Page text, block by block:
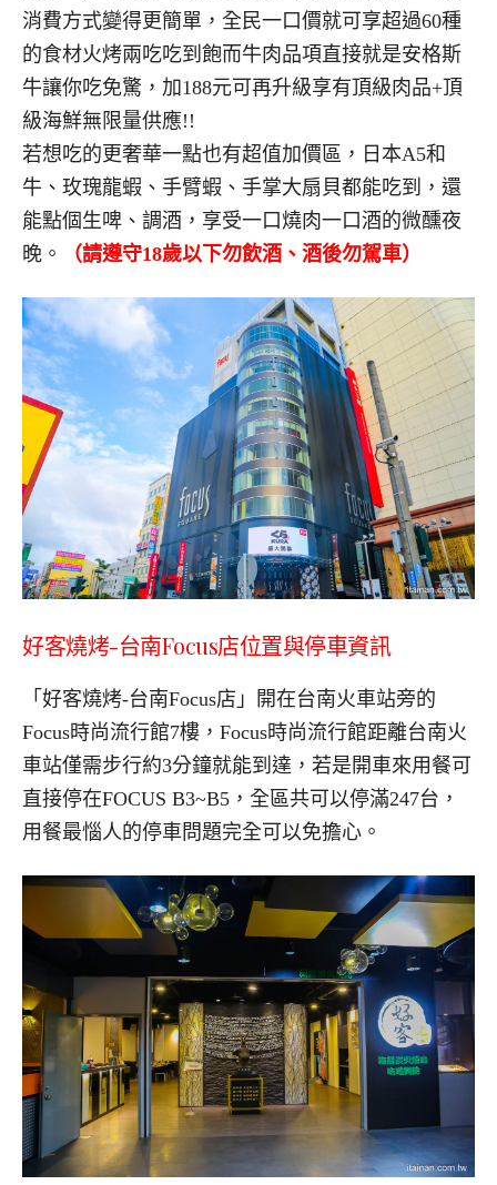
消費方式變得更簡單，全民一口價就可享超過60種
的食材火烤兩吃吃到飽而牛肉品項直接就是安格斯
牛讓你吃免驚，加188元可再升級享有頂級肉品+頂
級海鮮無限量供應!!
若想吃的更奢華一點也有超值加價區，日本A5和
牛、玫瑰龍蝦、手臂蝦、手掌大扇貝都能吃到，還
能點個生啤、調酒，享受一口燒肉一口酒的微醺夜
晚。
（請遵守18歲以下勿飲酒、酒後勿駕車）
好客燒烤-台南Focus店位置與停車資訊
「好客燒烤-台南Focus店」開在台南火車站旁的
Focus時尚流行館7樓，Focus時尚流行館距離台南火
車站僅需步行約3分鐘就能到達，若是開車來用餐可
直接停在FOCUS B3~B5，全區共可以停滿247台，
用餐最惱人的停車問題完全可以免擔心。